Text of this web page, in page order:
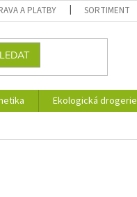
A PLATBY SORTIMENT
Ekologická drogerie